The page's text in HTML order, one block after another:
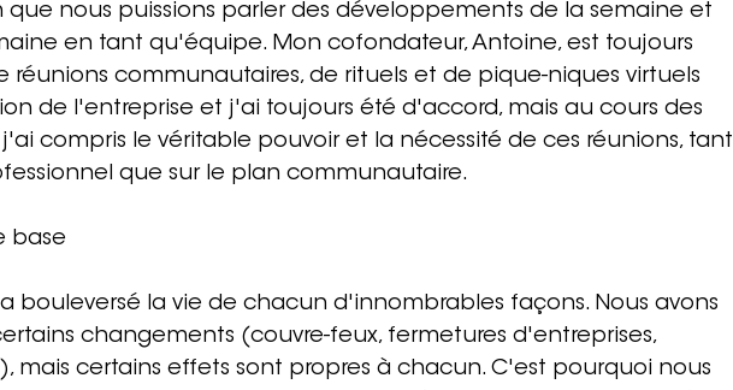
que nous puissions parler des développements de la semaine et
en tant qu'équipe. Mon cofondateur, Antoine, est toujours
réunions communautaires, de rituels et de pique-niques virtuels
de l'entreprise et j'ai toujours été d'accord, mais au cours des
j'ai compris le véritable pouvoir et la nécessité de ces réunions, tant
que sur le plan communautaire.
base
bouleversé la vie de chacun d'innombrables façons. Nous avons
changements (couvre-feux, fermetures d'entreprises,
mais certains effets sont propres à chacun. C'est pourquoi nous